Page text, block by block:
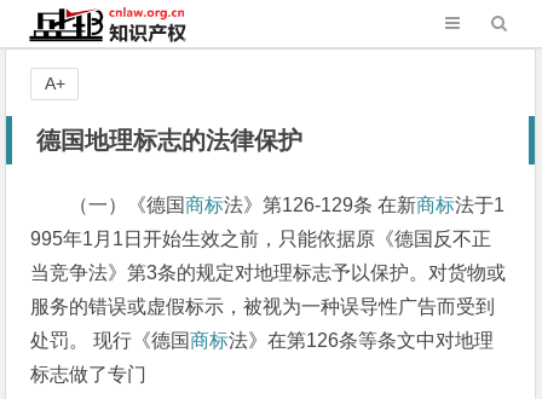
德国地理标志的法律保护
（一）《德国商标法》第126-129条 在新商标法于1
995年1月1日开始生效之前，只能依据原《德国反不正
当竞争法》第3条的规定对地理标志予以保护。对货物或
服务的错误或虚假标示，被视为一种误导性广告而受到
处罚。 现行《德国商标法》在第126条等条文中对地理
标志做了专门
A+